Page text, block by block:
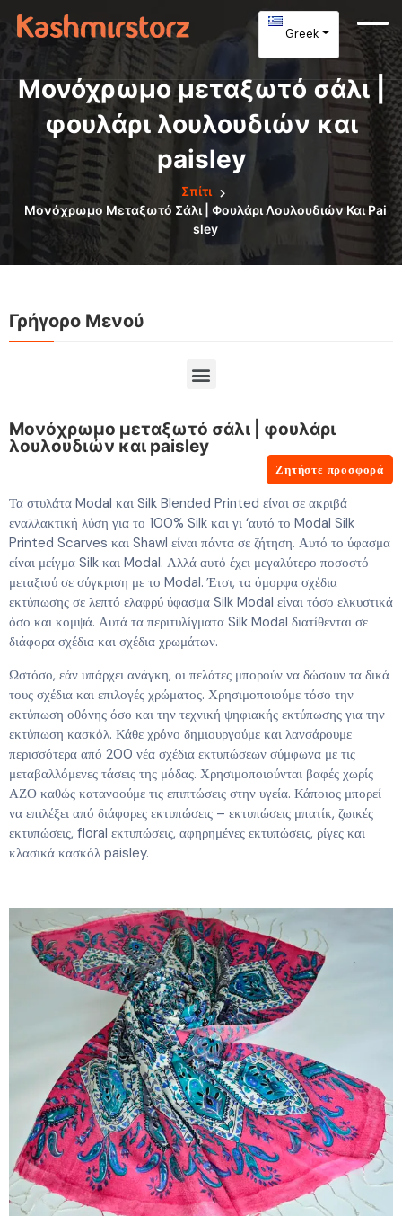
Greek
Μονόχρωμο μεταξωτό σάλι |
φουλάρι λουλουδιών και
paisley
Σπίτι
Μονόχρωμο Μεταξωτό Σάλι | Φουλάρι Λουλουδιών Και Pai
Sley
Γρήγορο Μενού
Μονόχρωμο μεταξωτό σάλι | φουλάρι
λουλουδιών και paisley
Ζητήστε προσφορά
Τα στυλάτα Modal και Silk Blended Printed είναι σε ακριβά
εναλλακτική λύση για το 100% Silk και γι ‘αυτό το Modal Silk
Printed Scarves και Shawl είναι πάντα σε ζήτηση. Αυτό το ύφασμα
είναι μείγμα Silk και Modal. Αλλά αυτό έχει μεγαλύτερο ποσοστό
μεταξιού σε σύγκριση με το Modal. Έτσι, τα όμορφα σχέδια
εκτύπωσης σε λεπτό ελαφρύ ύφασμα Silk Modal είναι τόσο ελκυστικά
όσο και κομψά. Αυτά τα περιτυλίγματα Silk Modal διατίθενται σε
διάφορα σχέδια και σχέδια χρωμάτων.
Ωστόσο, εάν υπάρχει ανάγκη, οι πελάτες μπορούν να δώσουν τα δικά
τους σχέδια και επιλογές χρώματος. Χρησιμοποιούμε τόσο την
εκτύπωση οθόνης όσο και την τεχνική ψηφιακής εκτύπωσης για την
εκτύπωση κασκόλ. Κάθε χρόνο δημιουργούμε και λανσάρουμε
περισσότερα από 200 νέα σχέδια εκτυπώσεων σύμφωνα με τις
μεταβαλλόμενες τάσεις της μόδας. Χρησιμοποιούνται βαφές χωρίς
ΑΖΟ καθώς κατανοούμε τις επιπτώσεις στην υγεία. Κάποιος μπορεί
να επιλέξει από διάφορες εκτυπώσεις – εκτυπώσεις μπατίκ, ζωικές
εκτυπώσεις, floral εκτυπώσεις, αφηρημένες εκτυπώσεις, ρίγες και
κλασικά κασκόλ paisley.